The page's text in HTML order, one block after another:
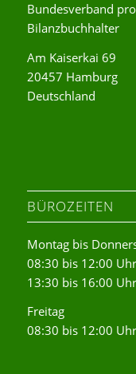
Bundesverband
Bilanzbuchhalter
Am Kaiserkai 69
20457 Hamburg
Deutschland
BÜROZEITEN
Montag bis
08:30 bis 12:00 Uhr
13:30 bis 16:00 Uhr
Freitag
08:30 bis 12:00 Uhr